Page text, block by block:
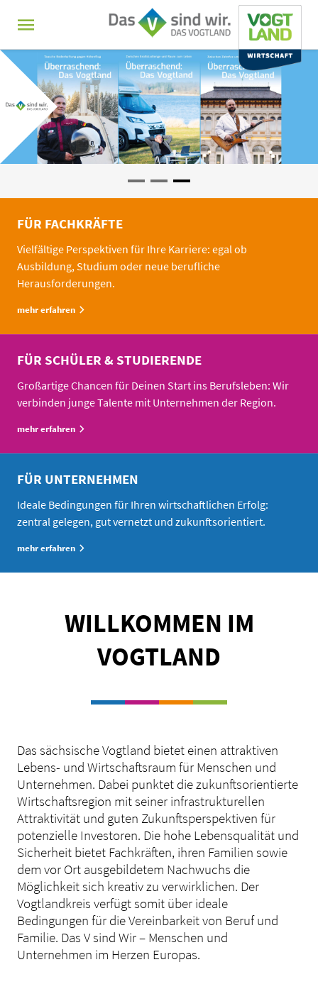
Hauptnavigation
1 2
FÜR FACHKRÄFTE
Vielfältige Perspektiven für Ihre Karriere: egal ob
Ausbildung, Studium oder neue berufliche
Herausforderungen.
mehr erfahren
FÜR SCHÜLER & STUDIERENDE
Großartige Chancen für Deinen Start ins Berufsleben: Wir
verbinden junge Talente mit Unternehmen der Region.
mehr erfahren
FÜR UNTERNEHMEN
Ideale Bedingungen für Ihren wirtschaftlichen Erfolg:
zentral gelegen, gut vernetzt und zukunftsorientiert.
mehr erfahren
WILLKOMMEN IM
VOGTLAND
Das sächsische Vogtland bietet einen attraktiven
Lebens- und Wirtschaftsraum für Menschen und
Unternehmen. Dabei punktet die zukunftsorientierte
Wirtschaftsregion mit seiner infrastrukturellen
Attraktivität und guten Zukunftsperspektiven für
potenzielle Investoren. Die hohe Lebensqualität und
Sicherheit bietet Fachkräften, ihren Familien sowie
dem vor Ort ausgebildetem Nachwuchs die
Möglichkeit sich kreativ zu verwirklichen. Der
Vogtlandkreis verfügt somit über ideale
Bedingungen für die Vereinbarkeit von Beruf und
Familie. Das V sind Wir – Menschen und
Unternehmen im Herzen Europas.